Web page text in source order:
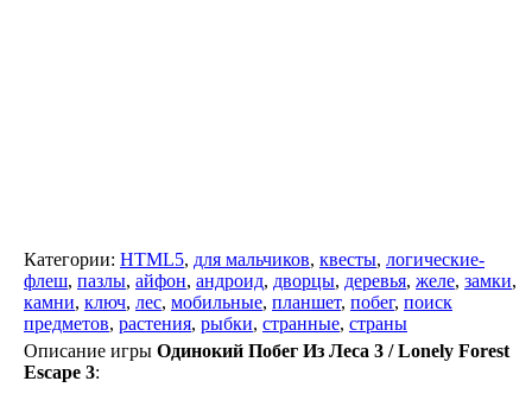
Категории: HTML5, для мальчиков, квесты, логические-
флеш, пазлы, айфон, андроид, дворцы, деревья, желе, замки,
камни, ключ, лес, мобильные, планшет, побег, поиск
предметов, растения, рыбки, странные, страны
Описание игры Одинокий Побег Из Леса 3 / Lonely Forest
Escape 3: